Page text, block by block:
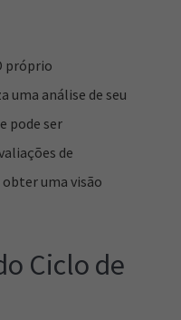
próprio
uma análise de seu
pode ser
de
uma visão
Ciclo de